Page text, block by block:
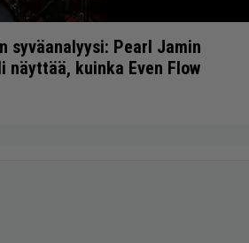
syväanalyysi: Pearl Jamin
näyttää, kuinka Even Flow